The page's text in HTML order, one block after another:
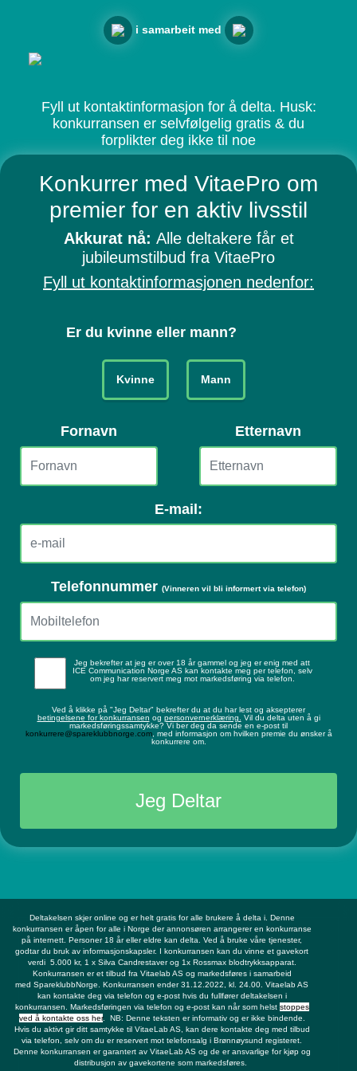
i samarbeit med
Fyll ut kontaktinformasjon for å delta. Husk:
konkurransen er selvfølgelig gratis & du
forplikter deg ikke til noe
Konkurrer med VitaePro om
premier for en aktiv livsstil
Akkurat nå: Alle deltakere får et
jubileumstilbud fra VitaePro
Fyll ut kontaktinformasjonen nedenfor:
Er du kvinne eller mann?
Kvinne Mann
Fornavn Etternavn
E-mail:
Telefonnummer (Vinneren vil bli informert via telefon)
Jeg bekrefter at jeg er over 18 år gammel og jeg er enig med att
ICE Communication Norge AS kan kontakte meg per telefon, selv
om jeg har reservert meg mot markedsføring via telefon.
Ved å klikke på "Jeg Deltar" bekrefter du at du har lest og aksepterer
betingelsene for konkurransen og personvernerklæring.
Vil du delta uten å gi
markedsføringssamtykke? Vi ber deg da sende en e-post til
konkurrere@spareklubbnorge.com, med informasjon om hvilken premie du ønsker å
konkurrere om.
Jeg Deltar
Deltakelsen skjer online og er helt gratis for alle brukere å delta i. Denne
konkurransen er åpen for alle i Norge der annonsøren arrangerer en konkurranse
på internett. Personer 18 år eller eldre kan delta. Ved å bruke våre tjenester,
godtar du bruk av informasjonskapsler. I konkurransen kan du vinne et gavekort
verdi 5.000 kr, 1 x Silva Candrestaver og 1x Rossmax blodtrykksapparat.
Konkurransen er et tilbud fra Vitaelab AS og markedsføres i samarbeid
medSpareklubbNorge.
Konkurransen ender 31.12.2022, kl. 24.00. Vitaelab AS
kan kontakte deg via telefon og e-post hvis du fullfører deltakelsen i
konkurransen. Markedsføringen via telefon og e-post kan når som helst stoppes
ved å kontakte oss her. NB: Denne teksten er informativ og er ikke bindende.
Hvis du aktivt gir ditt samtykke til VitaeLab AS, kan dere kontakte deg med tilbud
via telefon, selv om du er reservert mot telefonsalg i Brønnøysund registeret.
Denne konkurransen er garantert av VitaeLab AS og de er ansvarlige for kjøp og
distribusjon av gavekortene som markedsføres.